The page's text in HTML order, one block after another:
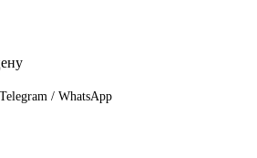
/ WhatsApp